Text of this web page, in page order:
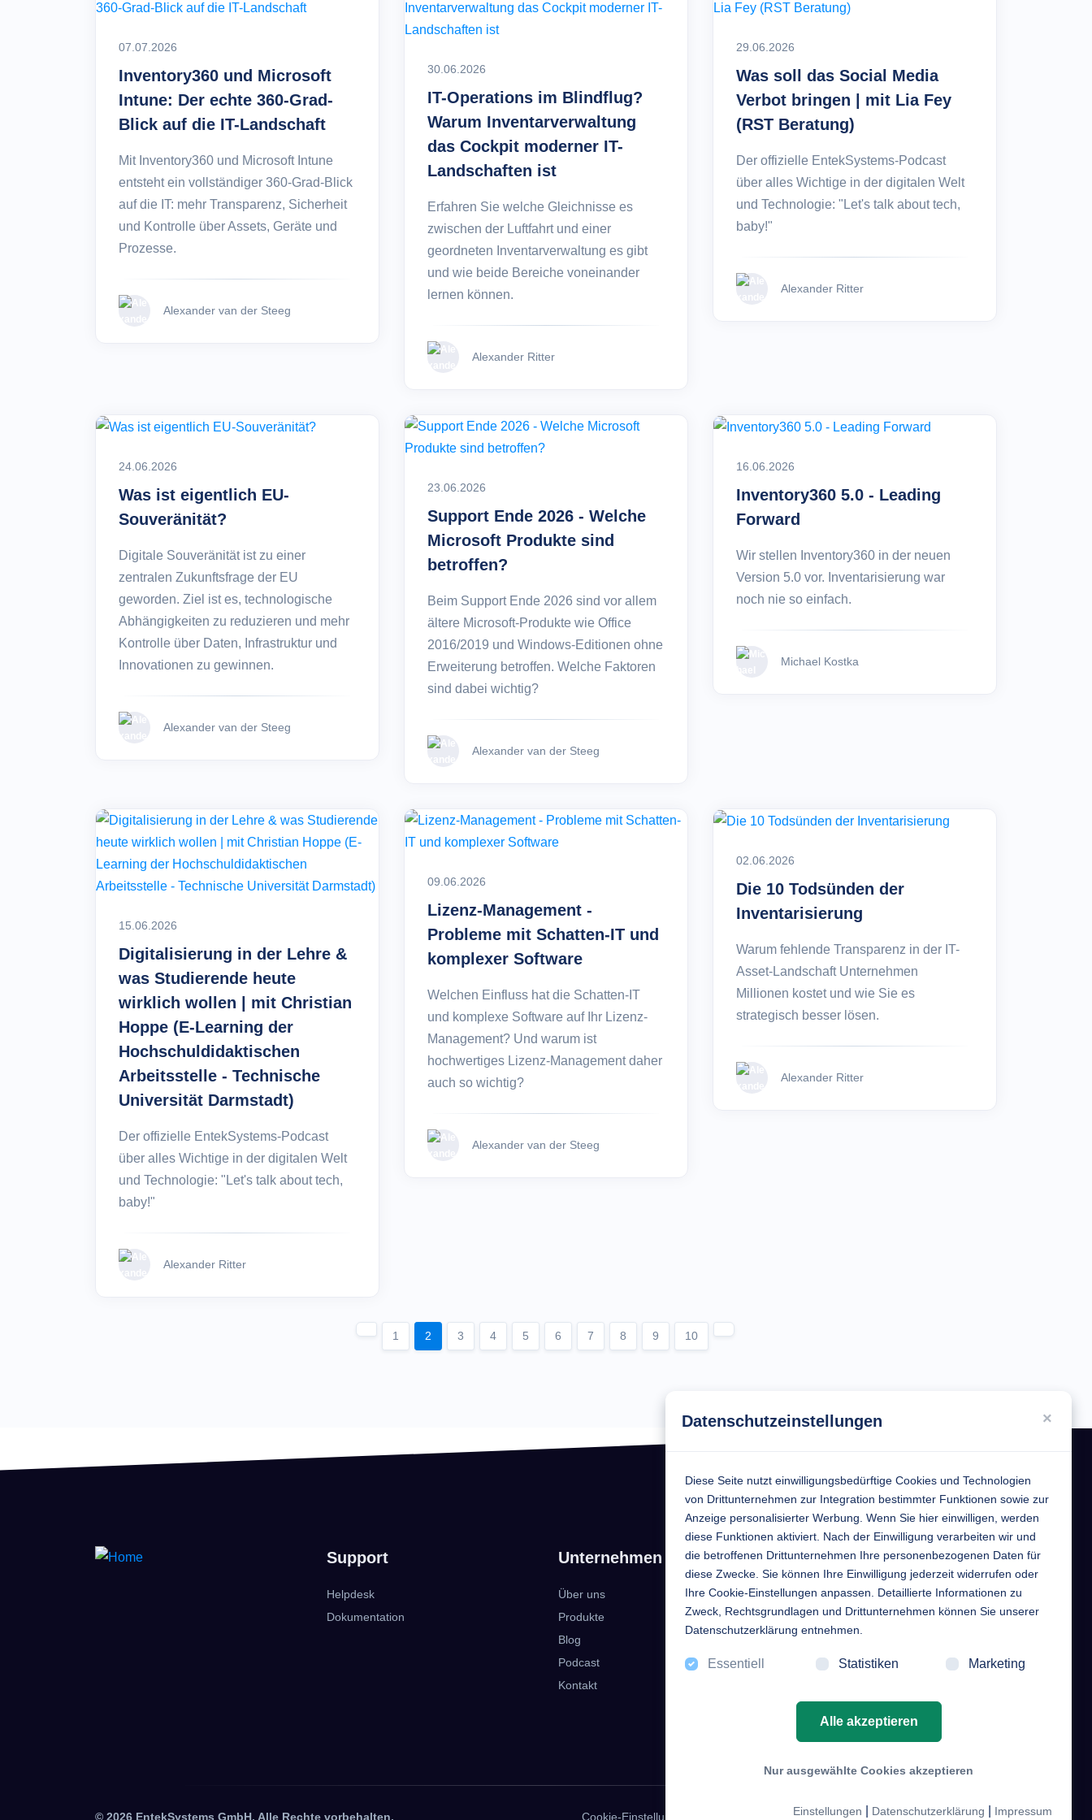
Datenschutzeinstellungen ×
Diese Seite nutzt einwilligungsbedürftige Cookies und Technologien
von Drittunternehmen zur Integration bestimmter Funktionen sowie zur
Anzeige personalisierter Werbung. Wenn Sie hier einwilligen, werden
diese Funktionen aktiviert. Nach der Einwilligung verarbeiten wir und
die betroffenen Drittunternehmen Ihre personenbezogenen Daten für
diese Zwecke. Sie können Ihre Einwilligung jederzeit widerrufen oder
Ihre Cookie-Einstellungen anpassen. Detaillierte Informationen zu
Zweck, Rechtsgrundlagen und Drittunternehmen können Sie unserer
Datenschutzerklärung entnehmen.
Essentiell Statistiken Marketing
Alle akzeptieren
Nur ausgewählte Cookies akzeptieren
Einstellungen Datenschutzerklärung Impressum
Inventarverwaltung
den Geschäftsführer von
Asset Management
überzeugen?
Was sind Assets?
Was ist Inventur?
Einkauf
07.07.2026
Inventory360 und Microsoft
Intune: Der echte 360-Grad-
Blick auf die IT-Landschaft
Mit Inventory360 und Microsoft Intune
entsteht ein vollständiger 360-Grad-Blick
auf die IT: mehr Transparenz, Sicherheit
und Kontrolle über Assets, Geräte und
Prozesse.
Alexander van der Steeg
30.06.2026
IT-Operations im Blindflug?
Warum Inventarverwaltung
das Cockpit moderner IT-
Landschaften ist
Erfahren Sie welche Gleichnisse es
zwischen der Luftfahrt und einer
geordneten Inventarverwaltung es gibt
und wie beide Bereiche voneinander
lernen können.
Alexander Ritter
29.06.2026
Was soll das Social Media
Verbot bringen | mit Lia Fey
(RST Beratung)
Der offizielle EntekSystems-Podcast
über alles Wichtige in der digitalen Welt
und Technologie: "Let's talk about tech,
baby!"
Alexander Ritter
24.06.2026
Was ist eigentlich EU-
Souveränität?
Digitale Souveränität ist zu einer
zentralen Zukunftsfrage der EU
geworden. Ziel ist es, technologische
Abhängigkeiten zu reduzieren und mehr
Kontrolle über Daten, Infrastruktur und
Innovationen zu gewinnen.
Alexander van der Steeg
23.06.2026
Support Ende 2026 - Welche
Microsoft Produkte sind
betroffen?
Beim Support Ende 2026 sind vor allem
ältere Microsoft-Produkte wie Office
2016/2019 und Windows-Editionen ohne
Erweiterung betroffen. Welche Faktoren
sind dabei wichtig?
Alexander van der Steeg
16.06.2026
Inventory360 5.0 - Leading
Forward
Wir stellen Inventory360 in der neuen
Version 5.0 vor. Inventarisierung war
noch nie so einfach.
Michael Kostka
15.06.2026
Digitalisierung in der Lehre &
was Studierende heute
wirklich wollen | mit Christian
Hoppe (E-Learning der
Hochschuldidaktischen
Arbeitsstelle - Technische
Universität Darmstadt)
Der offizielle EntekSystems-Podcast
über alles Wichtige in der digitalen Welt
und Technologie: "Let's talk about tech,
baby!"
Alexander Ritter
09.06.2026
Lizenz-Management -
Probleme mit Schatten-IT und
komplexer Software
Welchen Einfluss hat die Schatten-IT
und komplexe Software auf Ihr Lizenz-
Management? Und warum ist
hochwertiges Lizenz-Management daher
auch so wichtig?
Alexander van der Steeg
02.06.2026
Die 10 Todsünden der
Inventarisierung
Warum fehlende Transparenz in der IT-
Asset-Landschaft Unternehmen
Millionen kostet und wie Sie es
strategisch besser lösen.
Alexander Ritter
1 2 3 4 5 6 7 8 9 10
Support
Helpdesk
Dokumentation
Unternehmen
Über uns
Produkte
Blog
Podcast
Kontakt
EntekSystems GmbH
Großmannstraße 17
63808 Haibach
info [at] enteksystems [dot] de
© 2026 EntekSystems GmbH. Alle Rechte vorbehalten. Cookie-Einstellungen Impressum AGB Datenschutz